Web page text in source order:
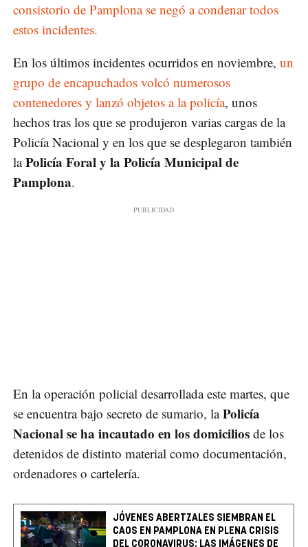
consistorio de Pamplona se negó a condenar todos
estos incidentes.
En los últimos incidentes ocurridos en noviembre, un
grupo de encapuchados volcó numerosos
contenedores y lanzó objetos a la policía, unos
hechos tras los que se produjeron varias cargas de la
Policía Nacional y en los que se desplegaron también
laPolicía Foral y la Policía Municipal de
Pamplona.
En la operación policial desarrollada este martes, que
se encuentra bajo secreto de sumario, laPolicía
Nacional se ha incautado en los domicilios de los
detenidos de distinto material como documentación,
ordenadores o cartelería.
JÓVENES ABERTZALES SIEMBRAN EL
CAOS EN PAMPLONA EN PLENA CRISIS
DEL CORONAVIRUS: LAS IMÁGENES DE